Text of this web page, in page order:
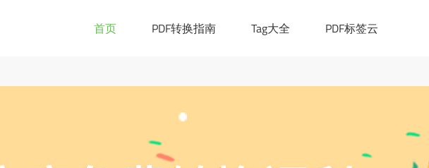
window.location.href="https://ask.pdf365.cn/converter/"; }
首页 PDF转换指南 Tag大全 PDF标签云